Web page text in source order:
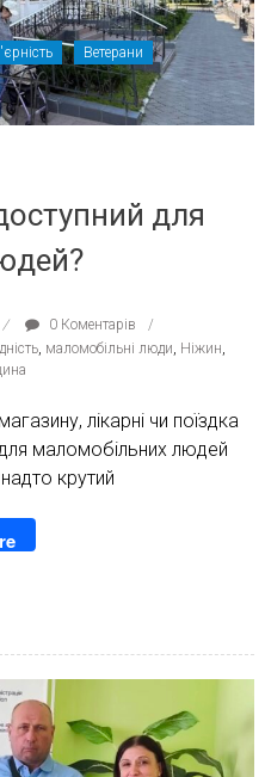
Ветерани
для
0 Коментарів
, маломобільні люди, Ніжин,
лікарні чи поїздка
маломобільних людей
крутий